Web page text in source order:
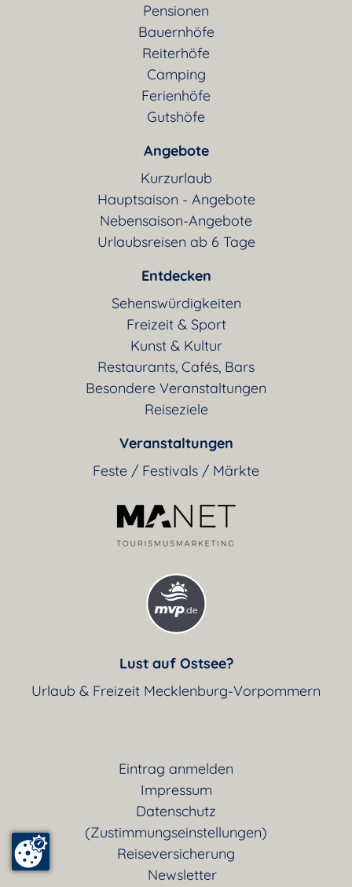
Pensionen
Bauernhöfe
Reiterhöfe
Camping
Ferienhöfe
Gutshöfe
Angebote
Kurzurlaub
Hauptsaison - Angebote
Nebensaison-Angebote
Urlaubsreisen ab 6 Tage
Entdecken
Sehenswürdigkeiten
Freizeit & Sport
Kunst & Kultur
Restaurants, Cafés, Bars
Besondere Veranstaltungen
Reiseziele
Veranstaltungen
Feste / Festivals / Märkte
Lust auf Ostsee?
Urlaub & Freizeit Mecklenburg-Vorpommern
Eintrag anmelden
Impressum
Datenschutz
(Zustimmungseinstellungen)
Reiseversicherung
Newsletter